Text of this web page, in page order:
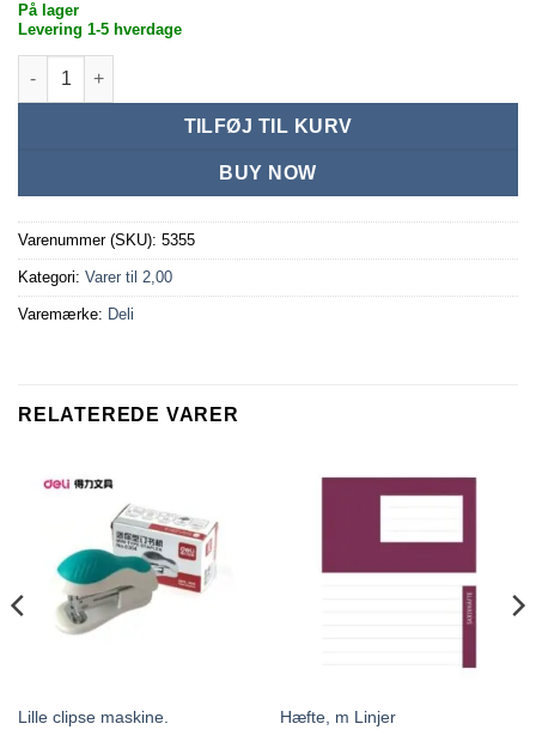
På lager
Levering 1-5 hverdage
A5 Plast mappe i plast box blå antal
TILFØJ TIL KURV
BUY NOW
Varenummer (SKU): 5355
Kategori: Varer til 2,00
Varemærke: Deli
RELATEREDE VARER
Lille clipse maskine. Hæfte, m Linjer